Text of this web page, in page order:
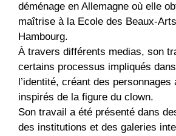
déménage en Allemagne où elle
maîtrise à la Ecole des Beaux-
Hambourg.
À travers différents medias, son
certains processus impliqués
l’identité, créant des personnages
inspirés de la figure du clown.
Son travail a été présenté dans
des institutions et des galeries